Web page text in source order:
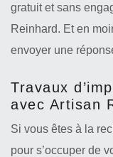
gratuit et sans
Reinhard. Et en
envoyer une
Travaux
avec Artisan
Si vous êtes à la
pour s’occuper de